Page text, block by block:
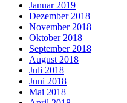
Januar 2019
Dezember 2018
November 2018
Oktober 2018
September 2018
August 2018
Juli 2018
Juni 2018
Mai 2018